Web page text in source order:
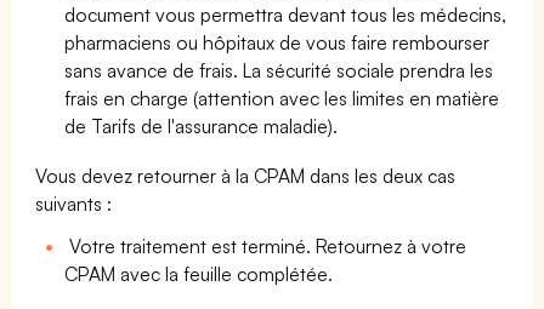
document vous permettra devant tous les médecins,
pharmaciens ou hôpitaux de vous faire rembourser
sans avance de frais. La sécurité sociale prendra les
frais en charge (attention avec les limites en matière
de Tarifs de l'assurance maladie).
Vous devez retourner à la CPAM dans les deux cas
suivants :
Votre traitement est terminé. Retournez à votre
CPAM avec la feuille complétée.